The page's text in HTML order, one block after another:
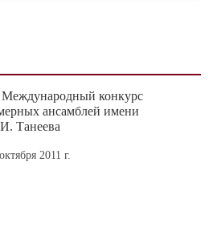
конкурс
ансамблей имени
Танеева
2011 г.